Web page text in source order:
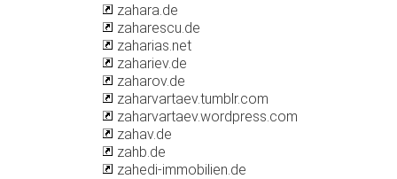
zahara.de
zaharescu.de
zaharias.net
zahariev.de
zaharov.de
zaharvartaev.tumblr.com
zaharvartaev.wordpress.com
zahav.de
zahb.de
zahedi-immobilien.de